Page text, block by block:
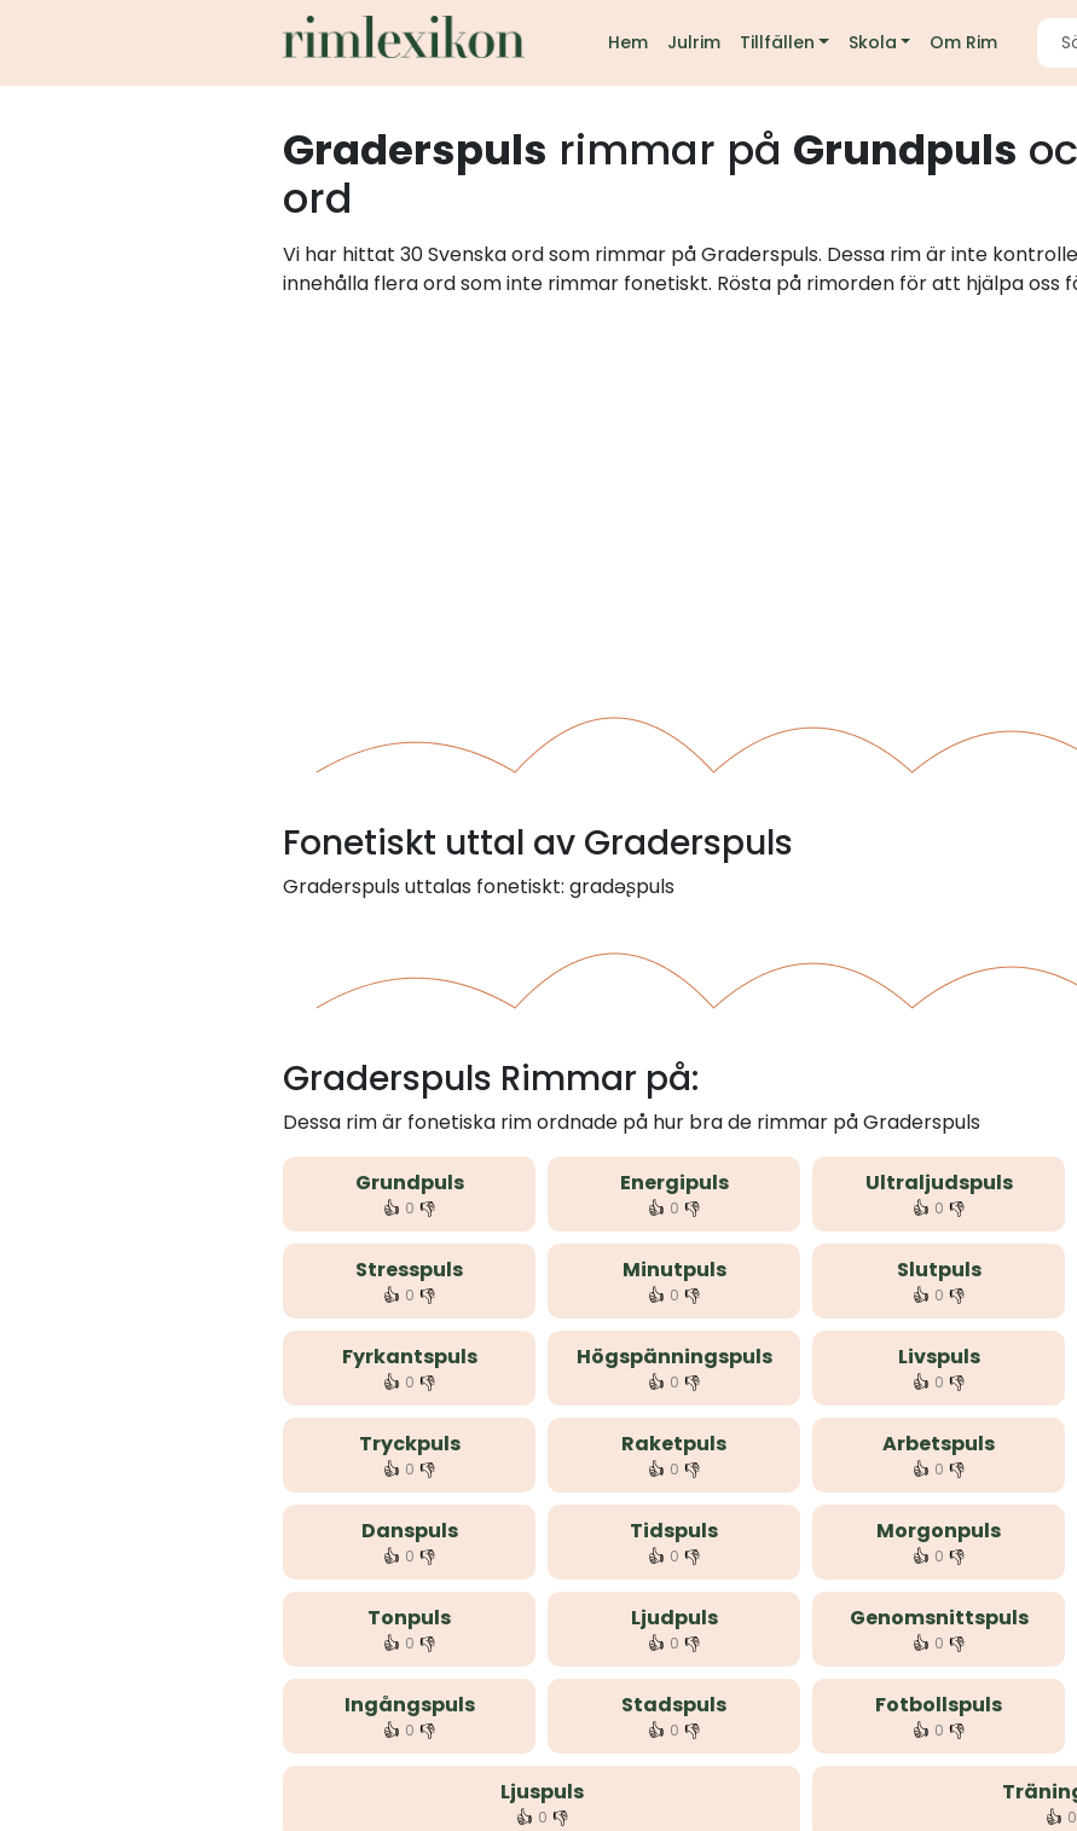
Hem Julrim Tillfällen Skola Om Rim
Graderspuls rimmar på Grundpuls
ord
Vi har hittat 30 Svenska ord som rimmar på Graderspuls. Dessa rim är inte
innehålla flera ord som inte rimmar fonetiskt. Rösta på rimorden för att hjälpa oss
Fonetiskt uttal av Graderspuls
Graderspuls uttalas fonetiskt: gradəʂpuls
Graderspuls Rimmar på:
Dessa rim är fonetiska rim ordnade på hur bra de rimmar på Graderspuls
Grundpuls
👍 0 👎
Energipuls
👍 0 👎
Ultraljudspuls
👍 0 👎
Stresspuls
👍 0 👎
Minutpuls
👍 0 👎
Slutpuls
👍 0 👎
Fyrkantspuls
👍 0 👎
Högspänningspuls
👍 0 👎
Livspuls
👍 0 👎
Tryckpuls
👍 0 👎
Raketpuls
👍 0 👎
Arbetspuls
👍 0 👎
Danspuls
👍 0 👎
Tidspuls
👍 0 👎
Morgonpuls
👍 0 👎
Tonpuls
👍 0 👎
Ljudpuls
👍 0 👎
Genomsnittspuls
👍 0 👎
Ingångspuls
👍 0 👎
Stadspuls
👍 0 👎
Fotbollspuls
👍 0 👎
Ljuspuls
👍 0 👎 👍 0